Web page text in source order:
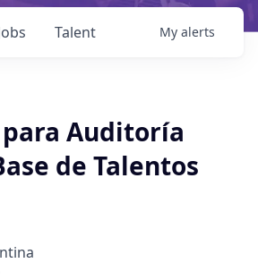
Talent My alerts
para Auditoría
de Talentos